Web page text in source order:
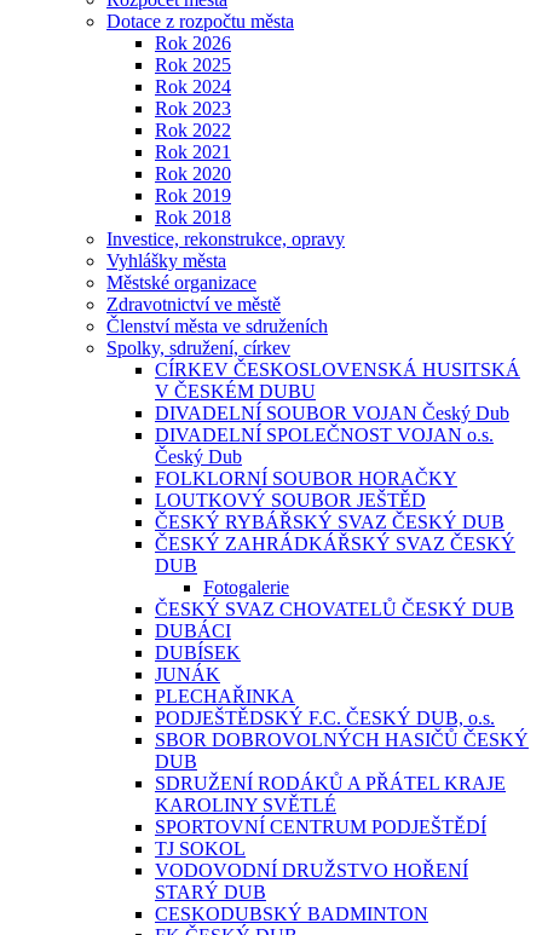
Dotace z rozpočtu města
Rok 2026
Rok 2025
Rok 2024
Rok 2023
Rok 2022
Rok 2021
Rok 2020
Rok 2019
Rok 2018
Investice, rekonstrukce, opravy
Vyhlášky města
Městské organizace
Zdravotnictví ve městě
Členství města ve sdruženích
Spolky, sdružení, církev
CÍRKEV ČESKOSLOVENSKÁ HUSITSKÁ
V ČESKÉM DUBU
DIVADELNÍ SOUBOR VOJAN Český Dub
DIVADELNÍ SPOLEČNOST VOJAN o.s.
Český Dub
FOLKLORNÍ SOUBOR HORAČKY
LOUTKOVÝ SOUBOR JEŠTĚD
ČESKÝ RYBÁŘSKÝ SVAZ ČESKÝ DUB
ČESKÝ ZAHRÁDKÁŘSKÝ SVAZ ČESKÝ
DUB
Fotogalerie
ČESKÝ SVAZ CHOVATELŮ ČESKÝ DUB
DUBÁCI
DUBÍSEK
JUNÁK
PLECHAŘINKA
PODJEŠTĚDSKÝ F.C. ČESKÝ DUB, o.s.
SBOR DOBROVOLNÝCH HASIČŮ ČESKÝ
DUB
SDRUŽENÍ RODÁKŮ A PŘÁTEL KRAJE
KAROLINY SVĚTLÉ
SPORTOVNÍ CENTRUM PODJEŠTĚDÍ
TJ SOKOL
VODOVODNÍ DRUŽSTVO HOŘENÍ
STARÝ DUB
CESKODUBSKÝ BADMINTON